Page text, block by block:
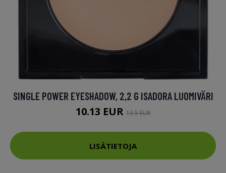
SINGLE POWER EYESHADOW, 2,2 G ISADORA LUOMIVÄRI
10.13 EUR13.5 EUR
LISÄTIETOJA